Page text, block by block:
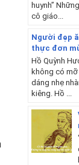
huynh”
cô giáo...
Người đẹp
thực đơn
Hồ Quỳnh
không có
dáng nhẹ
kiêng. Hồ ...